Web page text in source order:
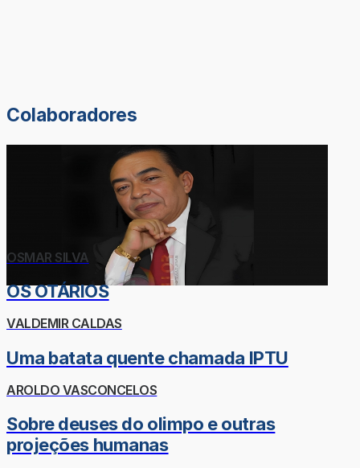
Colaboradores
OSMAR SILVA
OS OTÁRIOS
VALDEMIR CALDAS
Uma batata quente chamada IPTU
AROLDO VASCONCELOS
Sobre deuses do olimpo e outras
projeções humanas